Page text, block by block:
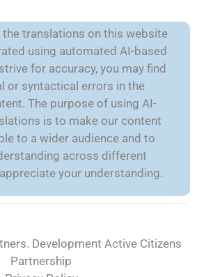
the translations on this website
using automated AI-based
for accuracy, you may find
or syntactical errors in the
The purpose of using AI-
is to make our content
to a wider audience and to
across different
your understanding.
Development Active Citizens
Partnership